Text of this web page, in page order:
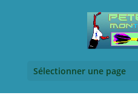
Sélectionner une page